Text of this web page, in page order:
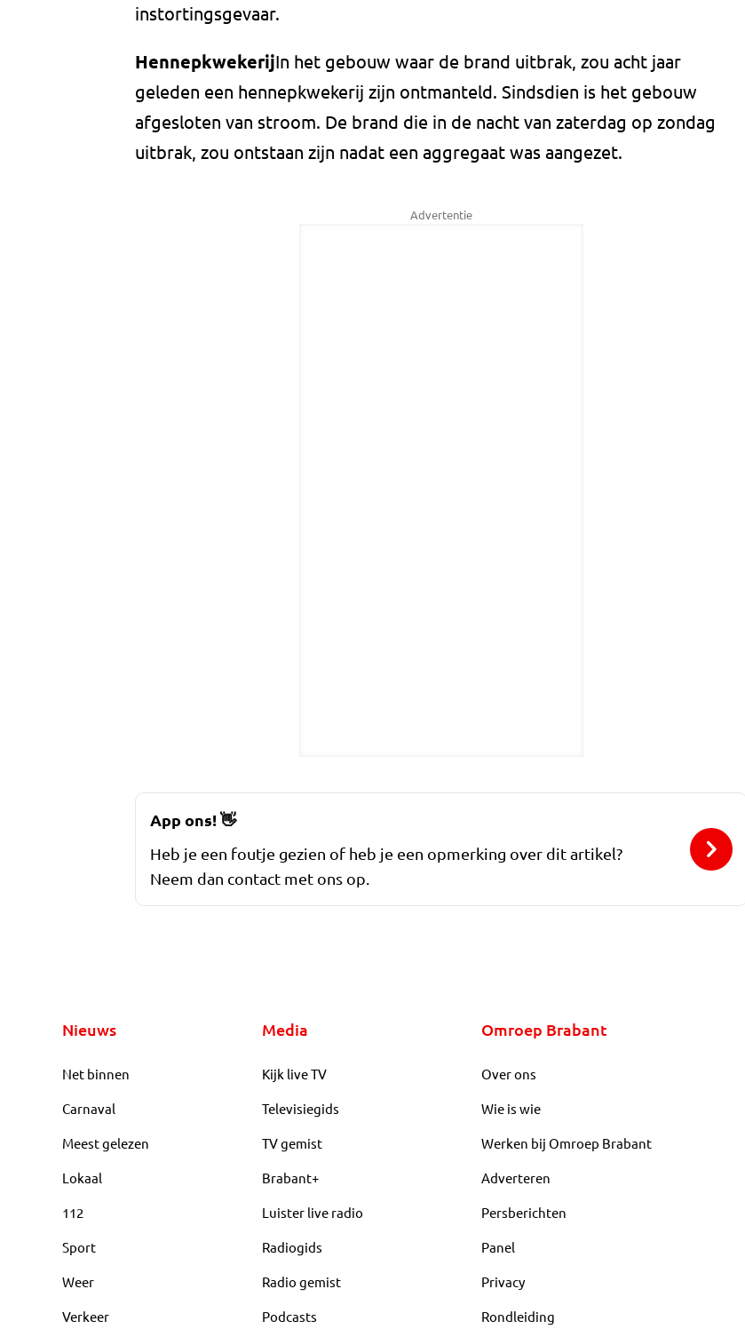
instortingsgevaar.
HennepkwekerijIn het gebouw waar de brand uitbrak, zou acht jaar
geleden een hennepkwekerij zijn ontmanteld. Sindsdien is het gebouw
afgesloten van stroom. De brand die in de nacht van zaterdag op zondag
uitbrak, zou ontstaan zijn nadat een aggregaat was aangezet.
Advertentie
App ons!👋
Heb je een foutje gezien of heb je een opmerking over dit artikel?
Neem dan contact met ons op.
Nieuws
Net binnen
Carnaval
Meest gelezen
Lokaal
112
Sport
Weer
Verkeer
Media
Kijk live TV
Televisiegids
TV gemist
Brabant+
Luister live radio
Radiogids
Radio gemist
Podcasts
Omroep Brabant
Over ons
Wie is wie
Werken bij Omroep Brabant
Adverteren
Persberichten
Panel
Privacy
Rondleiding